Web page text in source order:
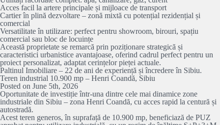
Acces facil la artere principale și mijloace de transport
Cartier în plină dezvoltare – zonă mixtă cu potențial rezidențial și
comercial
Versatilitate în utilizare: perfect pentru showroom, birouri, spațiu
comercial sau bloc de locuințe
Această proprietate se remarcă prin poziționare strategică și
caracteristici urbanistice avantajoase, oferind cadrul perfect pentru un
proiect personalizat, adaptat cerințelor pieței actuale.
Paltinul Imobiliare – 22 de ani de experiență și încredere în Sibiu.
Teren industrial 10.900 mp – Henri Coandă, Sibiu
Posted on June 5th, 2026
Oportunitate de investiție într-una dintre cele mai dinamice zone
industriale din Sibiu – zona Henri Coandă, cu acces rapid la centură și
autostradă.
Acest teren generos, în suprafață de 10.900 mp, beneficiază de PUZ